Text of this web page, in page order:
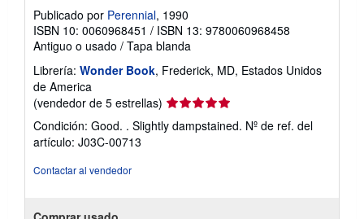
Publicado por Perennial, 1990
ISBN 10: 0060968451 / ISBN 13: 9780060968458
Antiguo o usado / Tapa blanda
Librería: Wonder Book, Frederick, MD, Estados Unidos
de America
(vendedor de 5 estrellas) Calificación
del
vendedor:
Condición: Good. . Slightly dampstained. Nº de ref. del
artículo: J03C-00713
Contactar al vendedor